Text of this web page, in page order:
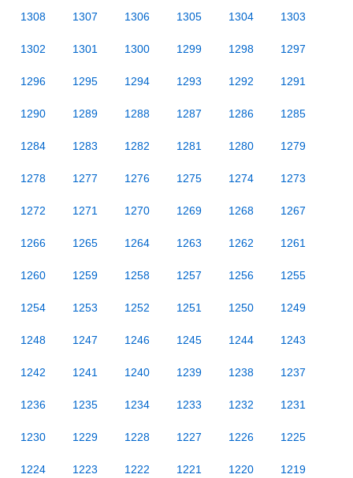
1308 1307 1306 1305 1304 1303
1302 1301 1300 1299 1298 1297
1296 1295 1294 1293 1292 1291
1290 1289 1288 1287 1286 1285
1284 1283 1282 1281 1280 1279
1278 1277 1276 1275 1274 1273
1272 1271 1270 1269 1268 1267
1266 1265 1264 1263 1262 1261
1260 1259 1258 1257 1256 1255
1254 1253 1252 1251 1250 1249
1248 1247 1246 1245 1244 1243
1242 1241 1240 1239 1238 1237
1236 1235 1234 1233 1232 1231
1230 1229 1228 1227 1226 1225
1224 1223 1222 1221 1220 1219